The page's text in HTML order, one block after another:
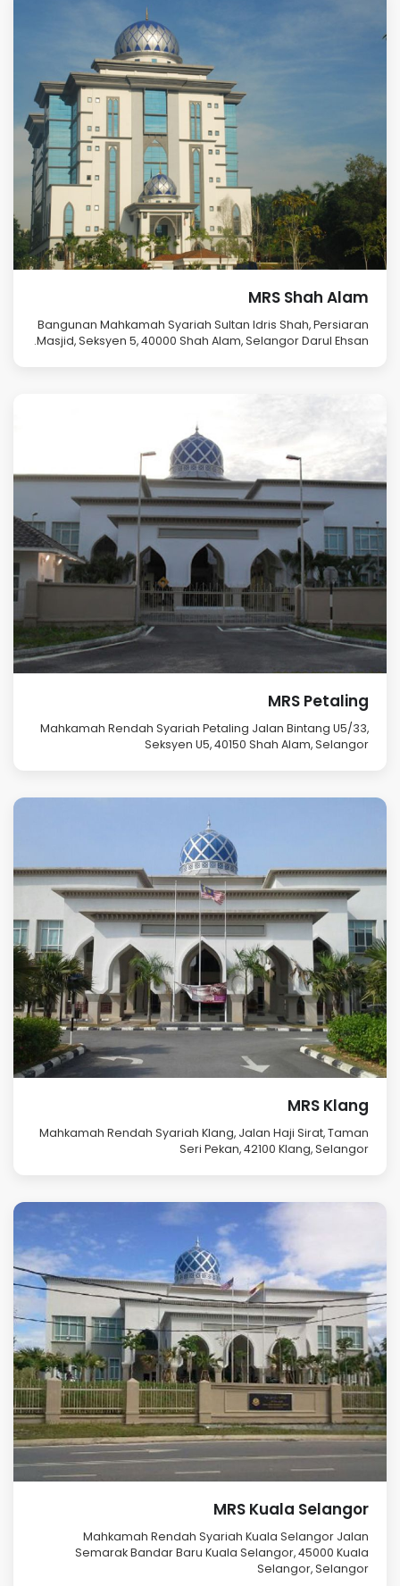
MRS Shah Alam
Bangunan Mahkamah Syariah Sultan Idris Shah, Persiaran
Masjid, Seksyen 5, 40000 Shah Alam, Selangor Darul Ehsan.
MRS Petaling
Mahkamah Rendah Syariah Petaling Jalan Bintang U5/33,
Seksyen U5, 40150 Shah Alam, Selangor
MRS Klang
Mahkamah Rendah Syariah Klang, Jalan Haji Sirat, Taman
Seri Pekan, 42100 Klang, Selangor
MRS Kuala Selangor
Mahkamah Rendah Syariah Kuala Selangor Jalan
Semarak Bandar Baru Kuala Selangor, 45000 Kuala
Selangor, Selangor